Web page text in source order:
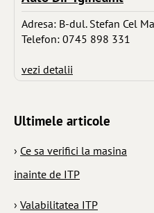
Adresa: B-dul. Stefan Cel
Telefon: 0745 898 331
vezi detalii
Ultimele articole
› Ce sa verifici la masina
inainte de ITP
› Valabilitatea ITP